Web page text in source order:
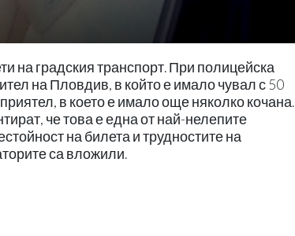
на градския транспорт. При полицейска
на Пловдив, в който е имало чувал с 50
в което е имало още няколко кочана.
че това е една от най-нелепите
на билета и трудностите на
са вложили.